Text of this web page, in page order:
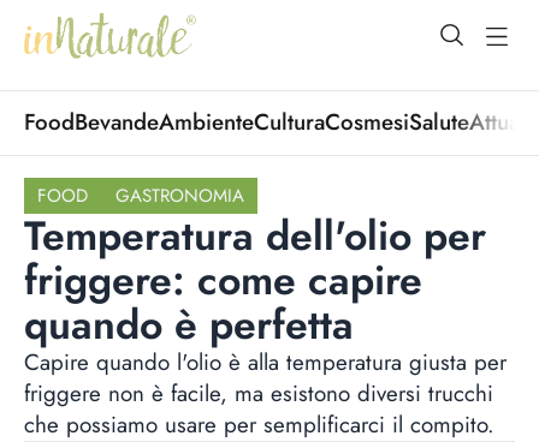
open
FoodBevandeAmbienteCulturaCosmesiSalute
FOOD GASTRONOMIA
Temperatura dell'olio per
friggere: come capire
quando è perfetta
Capire quando l'olio è alla temperatura giusta per
friggere non è facile, ma esistono diversi trucchi
che possiamo usare per semplificarci il compito.